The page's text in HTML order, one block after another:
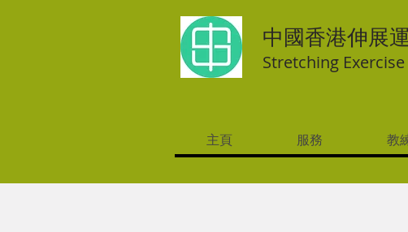
中國香港伸展
Stretching
主頁 服務 教